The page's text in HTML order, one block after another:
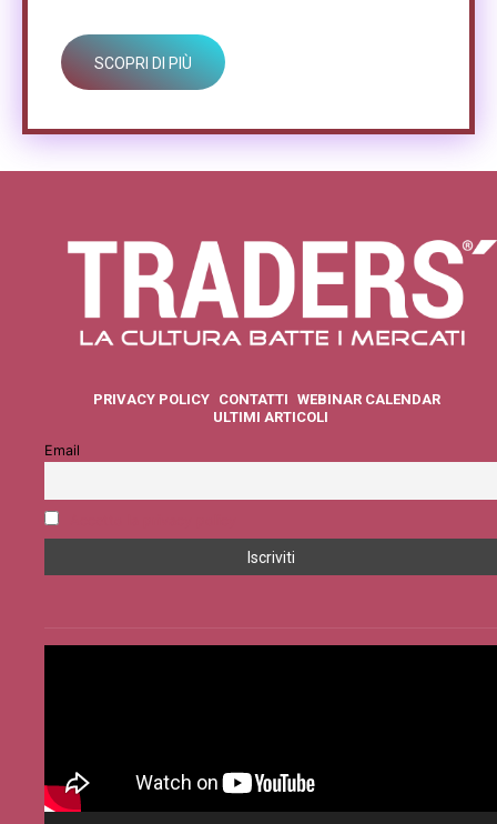
SCOPRI DI PIÙ
PRIVACY POLICY CONTATTI WEBINAR CALENDAR
ULTIMI ARTICOLI
Email